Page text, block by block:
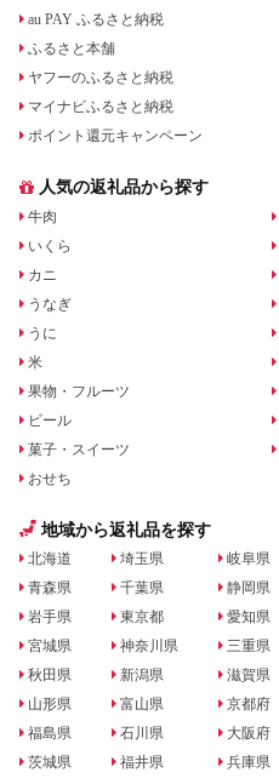
au PAY ふるさと納税
ふるさと本舗
ヤフーのふるさと納税
マイナビふるさと納税
ポイント還元キャンペーン
人気の返礼品から探す
牛肉
いくら
カニ
うなぎ
うに
米
果物・フルーツ
ビール
菓子・スイーツ
おせち
地域から返礼品を探す
北海道
青森県
岩手県
宮城県
秋田県
山形県
福島県
茨城県
埼玉県
千葉県
東京都
神奈川県
新潟県
富山県
石川県
福井県
岐阜県
静岡県
愛知県
三重県
滋賀県
京都府
大阪府
兵庫県